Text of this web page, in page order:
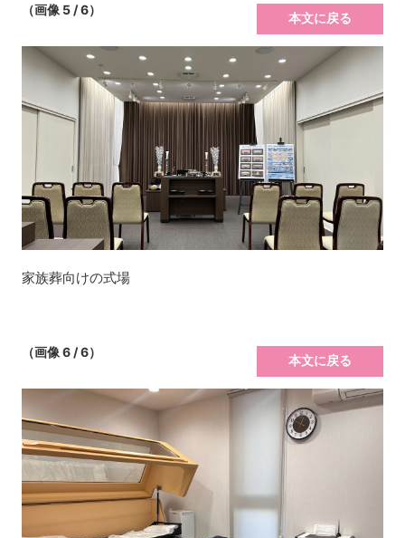
（画像 5 / 6）
本文に戻る
家族葬向けの式場
（画像 6 / 6）
本文に戻る